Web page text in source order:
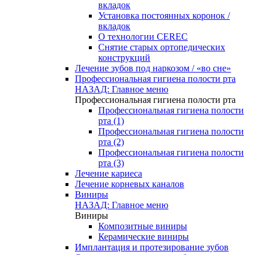
вкладок
Установка постоянных коронок /
вкладок
О технологии CEREC
Снятие старых ортопедических
конструкций
Лечение зубов под наркозом / «во сне»
Профессиональная гигиена полости рта
НАЗАД: Главное меню
Профессиональная гигиена полости рта
Профессиональная гигиена полости
рта (1)
Профессиональная гигиена полости
рта (2)
Профессиональная гигиена полости
рта (3)
Лечение кариеса
Лечение корневых каналов
Виниры
НАЗАД: Главное меню
Виниры
Композитные виниры
Керамические виниры
Имплантация и протезирование зубов